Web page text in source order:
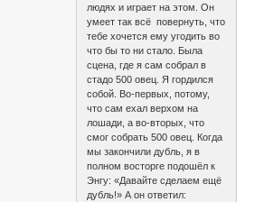
людях и играет на этом. Он
умеет так всё повернуть, что
тебе хочется ему угодить во
что бы то ни стало. Была
сцена, где я сам собрал в
стадо 500 овец. Я гордился
собой. Во-первых, потому,
что сам ехал верхом на
лошади, а во-вторых, что
смог собрать 500 овец. Когда
мы закончили дубль, я в
полном восторге подошёл к
Энгу: «Давайте сделаем ещё
дубль!» А он ответил: